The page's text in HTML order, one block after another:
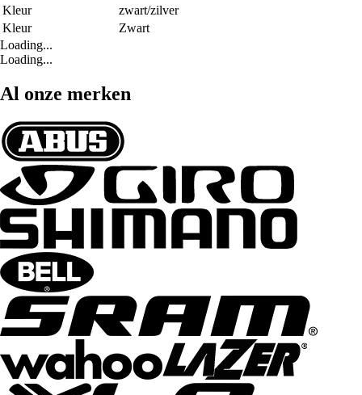
Kleur
zwart/zilver
Kleur
Zwart
Loading...
Loading...
Al onze merken